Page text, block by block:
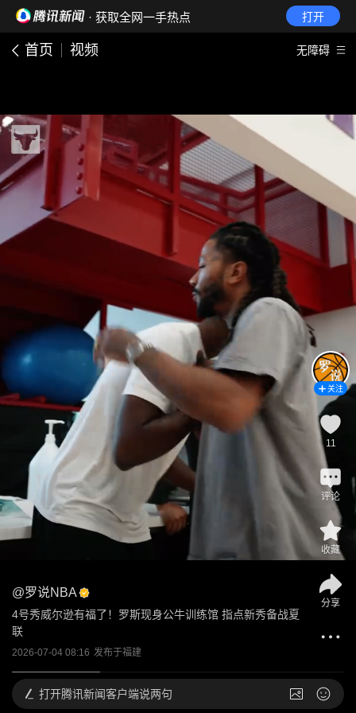
· 获取全网一手热点 打开
首页 视频 无障碍
@罗说NBA
4号秀威尔逊有福了！罗斯现身公牛训练馆 指点新秀备战夏
联
2026-07-04 08:16 发布于福建
关注
11
评论
收藏
分享
打开腾讯新闻客户端说两句